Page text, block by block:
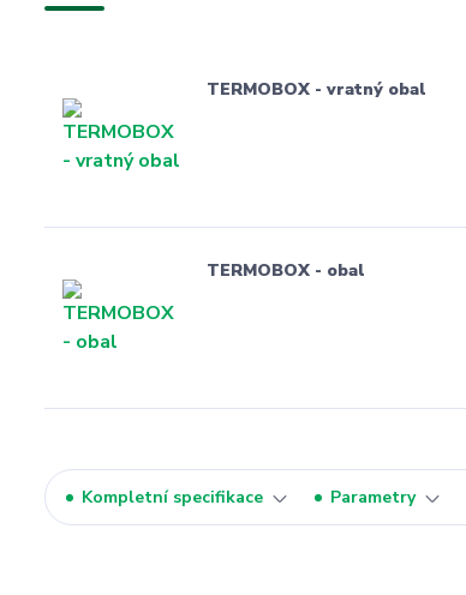
TERMOBOX - vratný obal
TERMOBOX - obal
Kompletní specifikace Parametry